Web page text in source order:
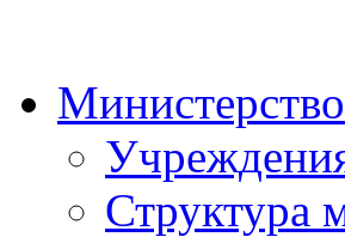
Министерство
Структура